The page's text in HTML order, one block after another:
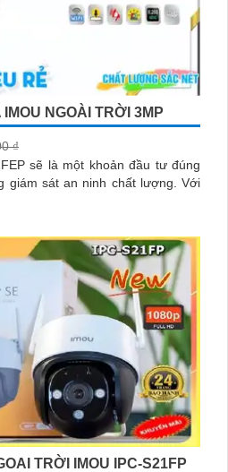
IMOU NGOÀI TRỜI 3MP
₫
sẽ là một khoản đầu tư đúng
giám sát an ninh chất lượng. Với
TRỜI IMOU IPC-S21FP